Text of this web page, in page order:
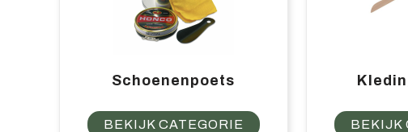
Schoenenpoets
BEKIJK CATEGORIE BEKIJK